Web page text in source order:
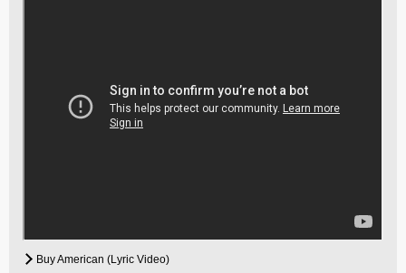
Buy American (Lyric Video)